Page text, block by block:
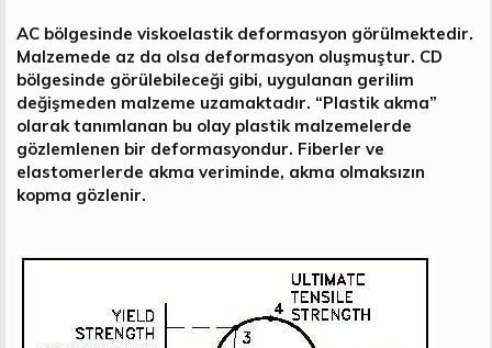
AC bölgesinde viskoelastik deformasyon görülmektedir.
Malzemede az da olsa deformasyon oluşmuştur. CD
bölgesinde görülebileceği gibi, uygulanan gerilim
değişmeden malzeme uzamaktadır. “Plastik akma”
olarak tanımlanan bu olay plastik malzemelerde
gözlemlenen bir deformasyondur. Fiberler ve
elastomerlerde akma veriminde, akma olmaksızın
kopma gözlenir.